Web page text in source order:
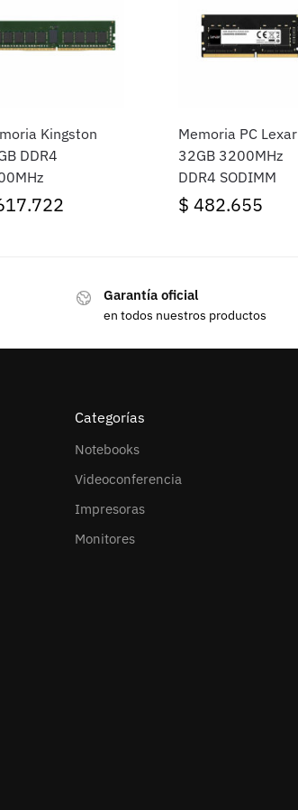
Kingston
DDR4
Memoria PC Lexar
32GB 3200MHz
DDR4 SODIMM
$ 482.655
Garantía oficial
en todos nuestros productos
Categorías
Notebooks
Videoconferencia
Impresoras
Monitores